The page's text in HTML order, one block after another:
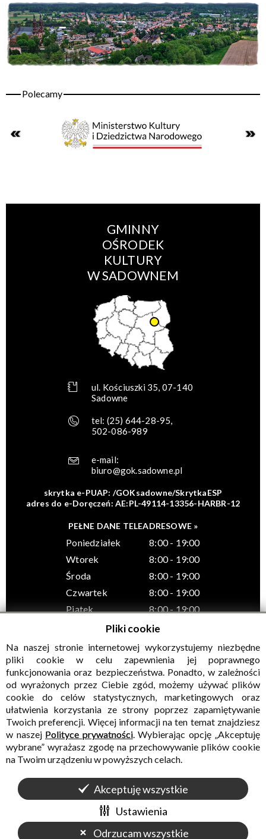
GMINNY
OŚRODEK
KULTURY
W SADOWNEM
ul. Kościuszki 35, 07-140
Sadowne
tel: (25) 644-28-95,
502-086-989
e-mail:
biuro@gok.sadowne.pl
skrytka e-PUAP: /GOKsadowne/SkrytkaESP
adres do e-Doręczeń: AE:PL-49114-13356-HARBR-12
PEŁNE DANE TELEADRESOWE »
Poniedziałek
8:00 - 19:00
Wtorek
8:00 - 19:00
Środa
8:00 - 19:00
Czwartek
8:00 - 19:00
Piątek
8:00 - 19:00
© Wszelkie prawa zastrzeżone, Gminny Ośrodek Kultury w
Sadownem
HTML5 +
WCAG 2.1
WYKONANIE CONCEPTINTERMEDIA
Pliki cookie
Na naszej stronie internetowej wykorzystujemy niezbędne
pliki cookie w celu zapewnienia jej poprawnego
funkcjonowania oraz bezpieczeństwa. Ponadto, w zależności
od wyrażonych przez Ciebie zgód, możemy używać plików
cookie do celów statystycznych, marketingowych oraz
ułatwienia korzystania ze strony poprzez zapamiętywanie
Twoich preferencji. Więcej informacji na ten temat znajdziesz
w naszej Polityce prywatności. Wybierając opcję „Akceptuję
wybrane” wyrażasz zgodę na przechowywanie plików cookie
na Twoim urządzeniu w powyższych celach.
Akceptuję wszystkie
Ustawienia
Odrzucam wszystkie